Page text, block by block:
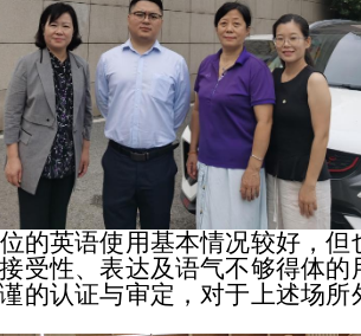
的英语使用基本情况较好，
受性、表达及语气不够得体
的认证与审定，对于上述场